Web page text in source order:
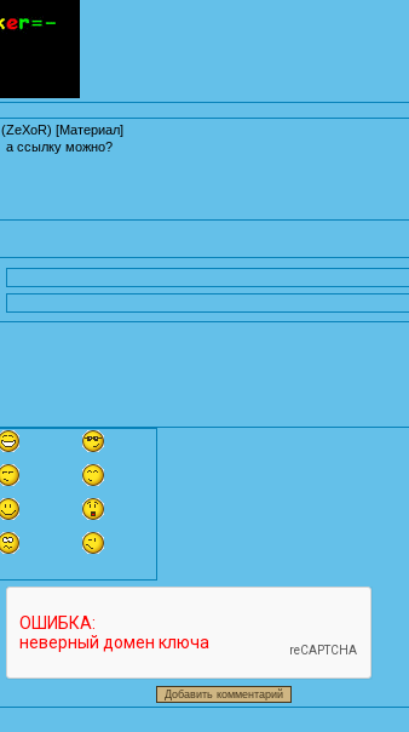
(ZeXoR) [Материал]
а ссылку можно?